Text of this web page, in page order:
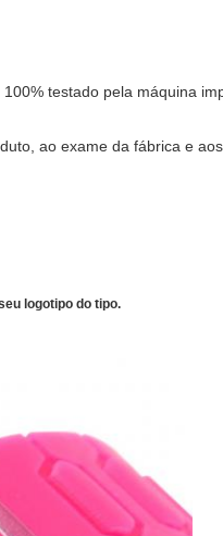
testado pela máquina
ao exame da fábrica e
logotipo do tipo.